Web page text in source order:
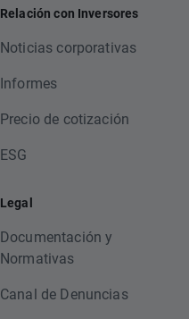
Relación con Inversores
Noticias corporativas
Informes
Precio de cotización
ESG
Legal
Documentación y
Normativas
Canal de Denuncias